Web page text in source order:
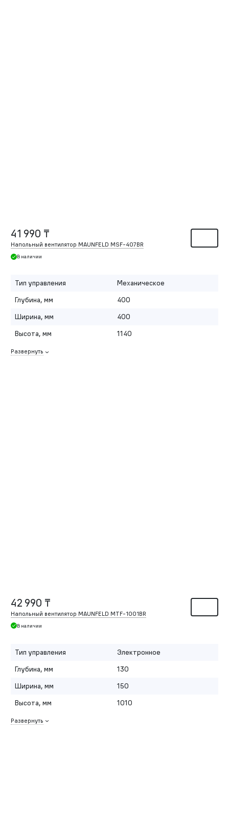
41 990 ₸
Напольный вентилятор MAUNFELD MSF-407BR
В наличии
Тип управления
Механическое
Глубина, мм
400
Ширина, мм
400
Высота, мм
1140
Развернуть
42 990 ₸
Напольный вентилятор MAUNFELD MTF-1001BR
В наличии
Тип управления
Электронное
Глубина, мм
130
Ширина, мм
150
Высота, мм
1010
Развернуть